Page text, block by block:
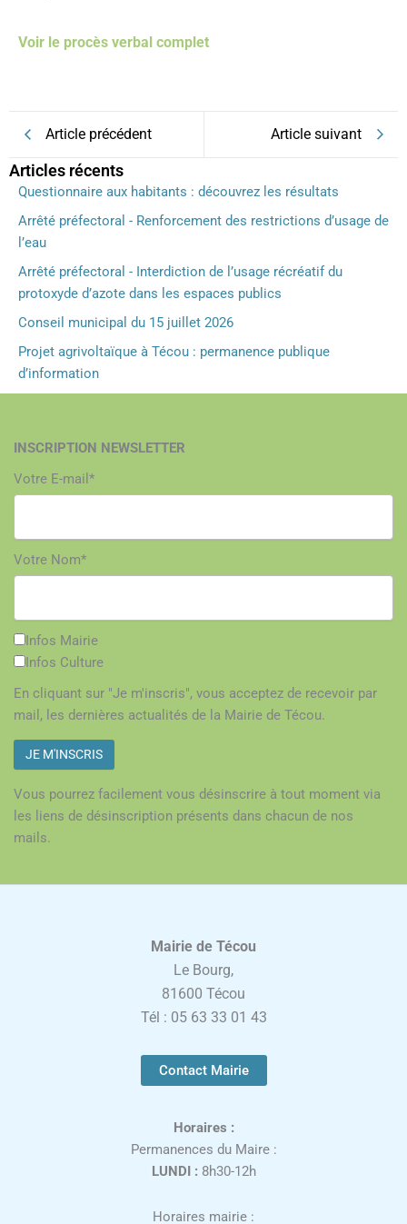
Voir le procès verbal complet
Article précédent Article suivant
Articles récents
Questionnaire aux habitants : découvrez les résultats
Arrêté préfectoral - Renforcement des restrictions d’usage de
l’eau
Arrêté préfectoral - Interdiction de l’usage récréatif du
protoxyde d’azote dans les espaces publics
Conseil municipal du 15 juillet 2026
Projet agrivoltaïque à Técou : permanence publique
d’information
INSCRIPTION NEWSLETTER
Votre E-mail*
Votre Nom*
Infos Mairie
Infos Culture
En cliquant sur "Je m'inscris", vous acceptez de recevoir par
mail, les dernières actualités de la Mairie de Técou.
Vous pourrez facilement vous désinscrire à tout moment via
les liens de désinscription présents dans chacun de nos
mails.
Mairie de Técou
Le Bourg,
81600 Técou
Tél : 05 63 33 01 43
Contact Mairie
Horaires :
Permanences du Maire :
LUNDI : 8h30-12h
Horaires mairie :